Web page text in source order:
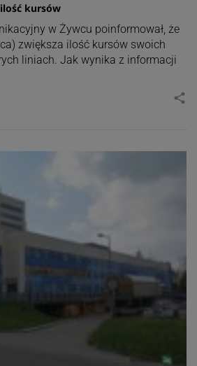
kursów
w Żywcu poinformował, że
zwiększa ilość kursów swoich
liniach. Jak wynika z informacji
share